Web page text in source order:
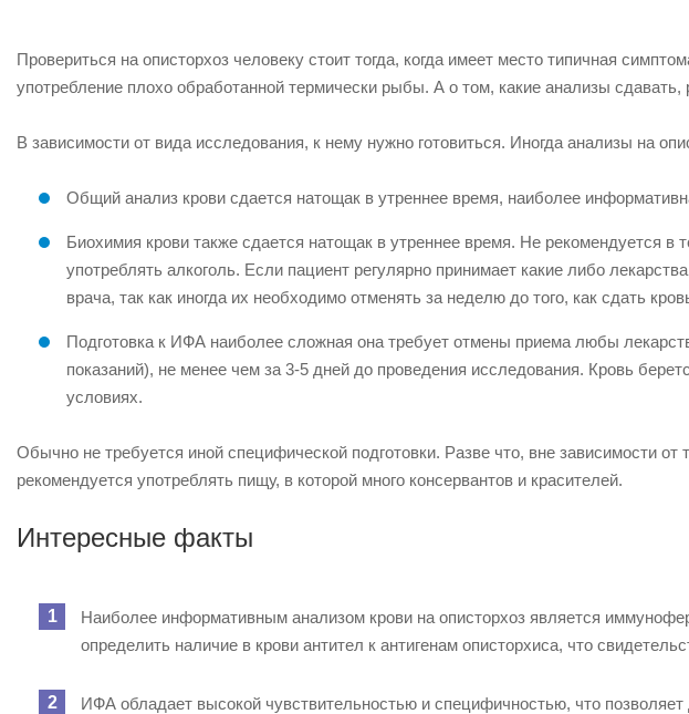
Провериться на описторхоз человеку стоит тогда, когда имеет место типичная
употребление плохо обработанной термически рыбы. А о том, какие анализы сдавать,
В зависимости от вида исследования, к нему нужно готовиться. Иногда анализы на
Общий анализ крови сдается натощак в утреннее время, наиболее
Биохимия крови также сдается натощак в утреннее время. Не рекомендуется в
употреблять алкоголь. Если пациент регулярно принимает какие либо
врача, так как иногда их необходимо отменять за неделю до того, как сдать
Подготовка к ИФА наиболее сложная она требует отмены приема любы
показаний), не менее чем за 3-5 дней до проведения исследования. Кровь
условиях.
Обычно не требуется иной специфической подготовки. Разве что, вне зависимости от
рекомендуется употреблять пищу, в которой много консервантов и красителей.
Интересные факты
Наиболее информативным анализом крови на описторхоз является
определить наличие в крови антител к антигенам описторхиса, что
ИФА обладает высокой чувствительностью и специфичностью, что позволяет